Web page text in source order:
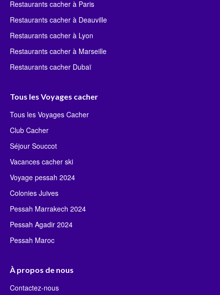
Restaurants cacher à Paris
Restaurants cacher à Deauville
Restaurants cacher à Lyon
Restaurants cacher à Marseille
Restaurants cacher Dubaï
Tous les Voyages cacher
Tous les Voyages Cacher
Club Cacher
Séjour Souccot
Vacances cacher ski
Voyage pessah 2024
Colonies Juives
Pessah Marrakech 2024
Pessah Agadir 2024
Pessah Maroc
À propos de nous
Contactez-nous